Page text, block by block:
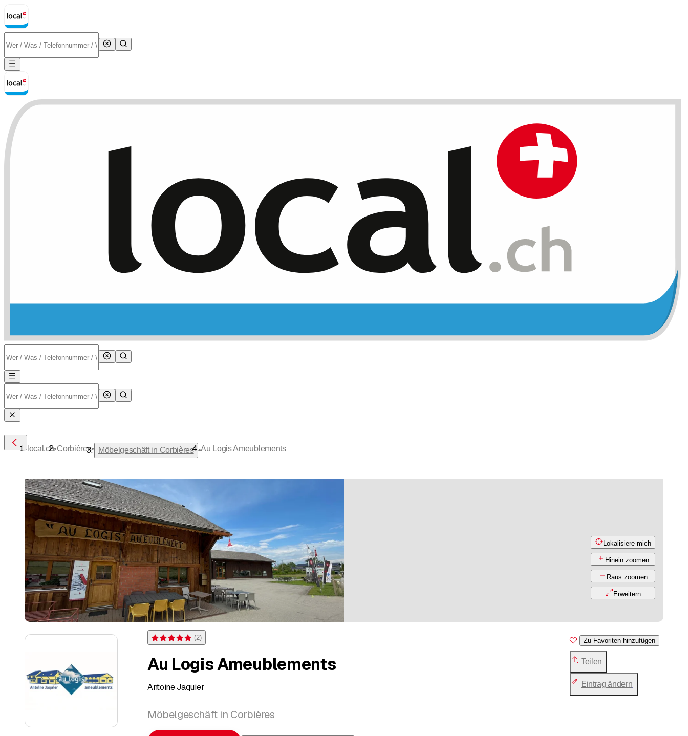
Lokalisiere mich
Hinein zoomen
Raus zoomen
Erweitern
Bewertung 5 von 5 Sternen bei 2 Bewertungen
(2)
Au Logis Ameublements
Antoine Jaquier
Möbelgeschäft in Corbières
Zu Favoriten hinzufügen
Teilen
Eintrag ändern
local.ch•Corbières• Möbelgeschäft in Corbières •Au Logis Ameublements